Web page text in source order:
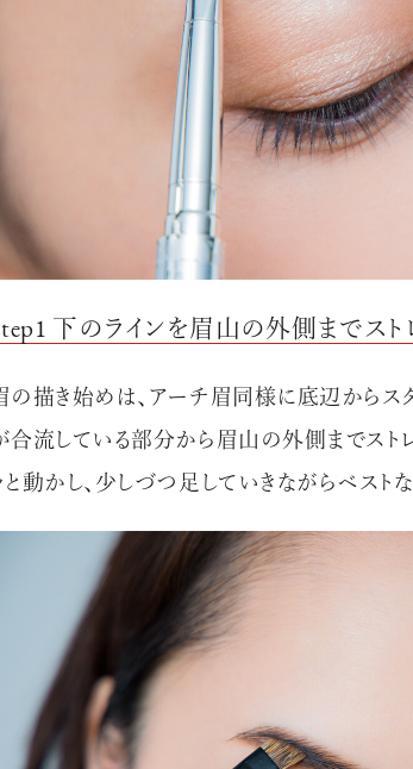
#WATCH #JEWELRY
#GOLF #HOTEL
下のラインを眉山の外側までスト
の描き始めは、アーチ眉同様に底辺からス
合流している部分から眉山の外側までスト
と動かし、少しづつ足していきながらベストな